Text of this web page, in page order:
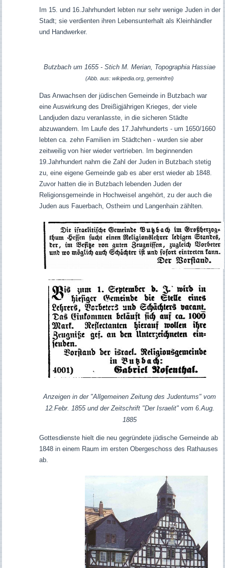
Im 15. und 16.Jahrhundert lebten nur sehr wenige Juden in der
Stadt; sie verdienten ihren Lebensunterhalt als Kleinhändler
und Handwerker.
Butzbach um 1655 - Stich M. Merian, Topographia Hassiae
(Abb. aus: wikipedia.org, gemeinfrei)
Das Anwachsen der jüdischen Gemeinde in Butzbach war
eine Auswirkung des Dreißigjährigen Krieges, der viele
Landjuden dazu veranlasste, in die sicheren Städte
abzuwandern. Im Laufe des 17.Jahrhunderts - um 1650/1660
lebten ca. zehn Familien im Städtchen - wurden sie aber
zeitweilig von hier wieder vertrieben. Im beginnenden
19.Jahrhundert nahm die Zahl der Juden in Butzbach stetig
zu, eine eigene Gemeinde gab es aber erst wieder ab 1848.
Zuvor hatten die in Butzbach lebenden Juden der
Religionsgemeinde in Hochweisel angehört, zu der auch die
Juden aus Fauerbach, Ostheim und Langenhain zählten.
Anzeigen in der "Allgemeinen Zeitung des Judentums" vom
12.Febr. 1855 und der Zeitschrift "Der Israelit" vom 6.Aug.
1885
Gottesdienste hielt die neu gegründete jüdische Gemeinde ab
1848 in einem Raum im ersten Obergeschoss des Rathauses
ab.